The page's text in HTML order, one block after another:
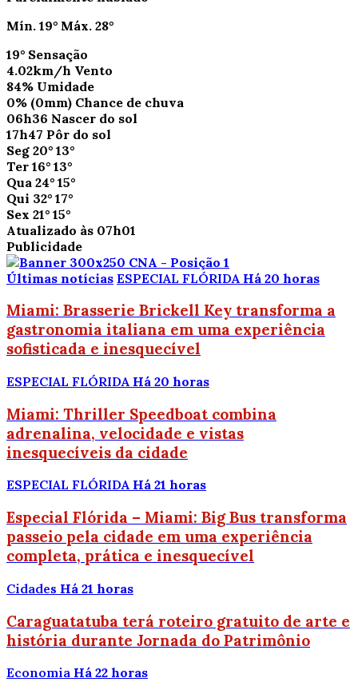
Mín. 19° Máx. 28°
19° Sensação
4.02km/h Vento
84% Umidade
0% (0mm) Chance de chuva
06h36 Nascer do sol
17h47 Pôr do sol
Seg 20° 13°
Ter 16° 13°
Qua 24° 15°
Qui 32° 17°
Sex 21° 15°
Atualizado às 07h01
Publicidade
Últimas notícias ESPECIAL FLÓRIDA Há 20 horas
Miami: Brasserie Brickell Key transforma a
gastronomia italiana em uma experiência
sofisticada e inesquecível
ESPECIAL FLÓRIDA Há 20 horas
Miami: Thriller Speedboat combina
adrenalina, velocidade e vistas
inesquecíveis da cidade
ESPECIAL FLÓRIDA Há 21 horas
Especial Flórida – Miami: Big Bus transforma
passeio pela cidade em uma experiência
completa, prática e inesquecível
Cidades Há 21 horas
Caraguatatuba terá roteiro gratuito de arte e
história durante Jornada do Patrimônio
Economia Há 22 horas